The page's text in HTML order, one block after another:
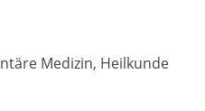
Medizin, Heilkunde